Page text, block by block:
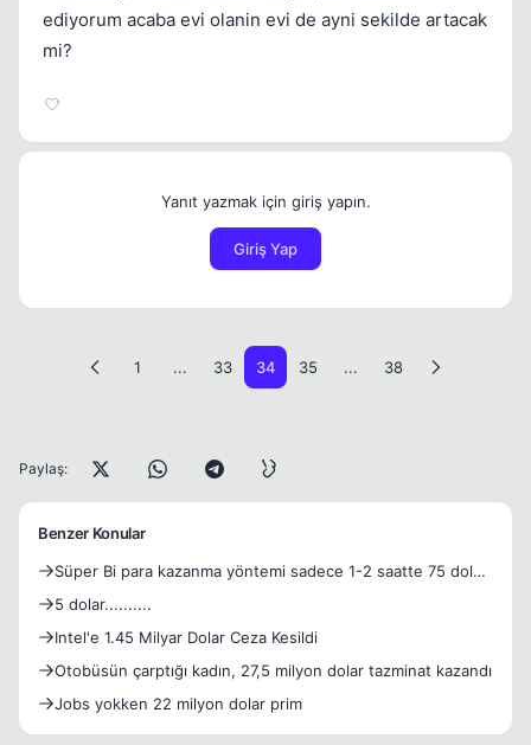
ediyorum acaba evi olanin evi de ayni sekilde artacak
mi?
Yanıt yazmak için giriş yapın.
Giriş Yap
1 ... 33 34 35 ... 38
Paylaş:
Benzer Konular
Süper Bi para kazanma yöntemi sadece 1-2 saatte 75 dolar
kaz
5 dolar..........
Intel'e 1.45 Milyar Dolar Ceza Kesildi
Otobüsün çarptığı kadın, 27,5 milyon dolar tazminat kazandı
Jobs yokken 22 milyon dolar prim